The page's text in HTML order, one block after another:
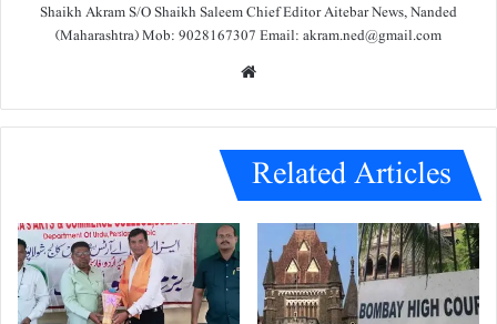
Shaikh Akram S/O Shaikh Saleem Chief Editor Aitebar News, Nanded
(Maharashtra) Mob: 9028167307 Email: akram.ned@gmail.com
e
Related Articles